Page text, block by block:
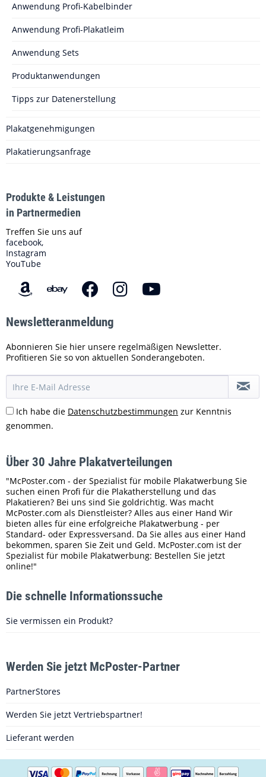
Anwendung Profi-Kabelbinder
Anwendung Profi-Plakatleim
Anwendung Sets
Produktanwendungen
Tipps zur Datenerstellung
Plakatgenehmigungen
Plakatierungsanfrage
Produkte & Leistungen
in Partnermedien
Treffen Sie uns auf
facebook,
Instagram
YouTube
Newsletteranmeldung
Abonnieren Sie hier unsere regelmäßigen Newsletter.
Profitieren Sie so von aktuellen Sonderangeboten.
Ich habe die Datenschutzbestimmungen zur Kenntnis
genommen.
Über 30 Jahre Plakatverteilungen
"McPoster.com - der Spezialist für mobile Plakatwerbung Sie
suchen einen Profi für die Plakatherstellung und das
Plakatieren? Bei uns sind Sie goldrichtig. Was macht
McPoster.com als Dienstleister? Alles aus einer Hand Wir
bieten alles für eine erfolgreiche Plakatwerbung - per
Standard- oder Expressversand. Da Sie alles aus einer Hand
bekommen, sparen Sie Zeit und Geld. McPoster.com ist der
Spezialist für mobile Plakatwerbung: Bestellen Sie jetzt
online!"
Die schnelle Informationssuche
Sie vermissen ein Produkt?
Werden Sie jetzt McPoster-Partner
PartnerStores
Werden Sie jetzt Vertriebspartner!
Lieferant werden